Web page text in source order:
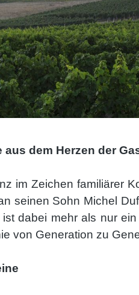
dem Herzen der
im Zeichen familiärer
seinen Sohn Michel
dabei mehr als nur
von Generation zu